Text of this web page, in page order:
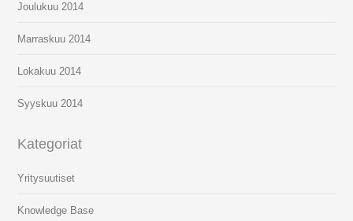
Joulukuu 2014
Marraskuu 2014
Lokakuu 2014
Syyskuu 2014
Kategoriat
Yritysuutiset
Knowledge Base